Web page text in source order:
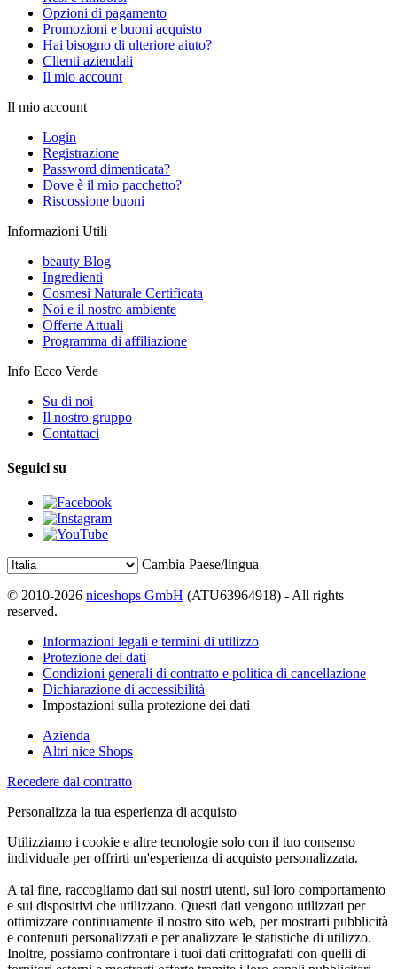
Opzioni di pagamento
Promozioni e buoni acquisto
Hai bisogno di ulteriore aiuto?
Clienti aziendali
Il mio account
Il mio account
Login
Registrazione
Password dimenticata?
Dove è il mio pacchetto?
Riscossione buoni
Informazioni Utili
beauty Blog
Ingredienti
Cosmesi Naturale Certificata
Noi e il nostro ambiente
Offerte Attuali
Programma di affiliazione
Info Ecco Verde
Su di noi
Il nostro gruppo
Contattaci
Seguici su
Cambia Paese/lingua
© 2010-2026 niceshops GmbH (ATU63964918) - All rights
reserved.
Informazioni legali e termini di utilizzo
Protezione dei dati
Condizioni generali di contratto e politica di cancellazione
Dichiarazione di accessibilità
Impostazioni sulla protezione dei dati
Azienda
Altri nice Shops
Recedere dal contratto
Personalizza la tua esperienza di acquisto
Utilizziamo i cookie e altre tecnologie solo con il tuo consenso
individuale per offrirti un'esperienza di acquisto personalizzata.
A tal fine, raccogliamo dati sui nostri utenti, sul loro comportamento
e sui dispositivi che utilizzano. Questi dati vengono utilizzati per
ottimizzare continuamente il nostro sito web, per mostrarti pubblicità
e contenuti personalizzati e per analizzare le statistiche di utilizzo.
Inoltre, possiamo confrontare i tuoi dati crittografati con quelli di